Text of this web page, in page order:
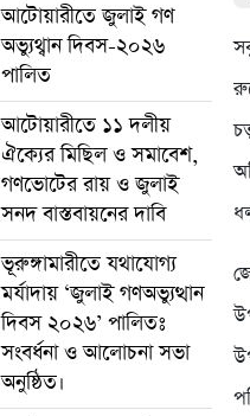
আটোয়ারীতে জুলাই গণ
অভ্যুথ্বান দিবস-২০২৬
পালিত
আটোয়ারীতে ১১ দলীয়
ঐক্যের মিছিল ও সমাবেশ,
গণভোটের রায় ও জুলাই
সনদ বাস্তবায়নের দাবি
ভূরুঙ্গামারীতে যথাযোগ্য
মর্যাদায় ‘জুলাই গণঅভ্যুত্থান
দিবস ২০২৬’ পালিতঃ
সংবর্ধনা ও আলোচনা সভা
অনুষ্ঠিত।